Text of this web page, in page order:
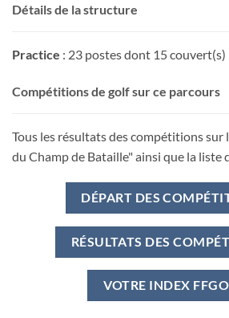
Détails de la structure
Practice : 23 postes dont 15 couvert(s)
Compétitions de golf sur ce parcours
Tous les résultats des compétitions sur
du Champ de Bataille" ainsi que la liste
DÉPART DES
RÉSULTATS DES
VOTRE INDEX